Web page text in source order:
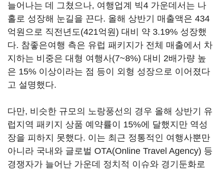
늘어나는 데 그쳤으나, 여행업계 빅4 가운데서는 나
홀로 성장해 눈길을 끈다. 올해 상반기 매출액은 434
억원으로 직전년도(421억원) 대비 약 3.19% 성장했
다. 참좋은여행 측은 유럽 패키지가 전체 매출에서 차
지하는 비중은 대형 여행사(7~8%) 대비 2배가량 높
은 15% 이상이라는 점 등이 외형 성장으로 이어졌다
고 설명했다.
다만, 비슷한 규모의 노랑풍선의 경우 올해 상반기 유
럽지역 패키지 상품 예약률이 15%에 달했지만 역성
장을 피하지 못했다. 이는 최근 정통적인 여행사뿐만
아니라 국내와 글로벌 OTA(Online Travel Agency) 등
경쟁자가 늘어난 가운데 정치적 이슈와 경기둔화로